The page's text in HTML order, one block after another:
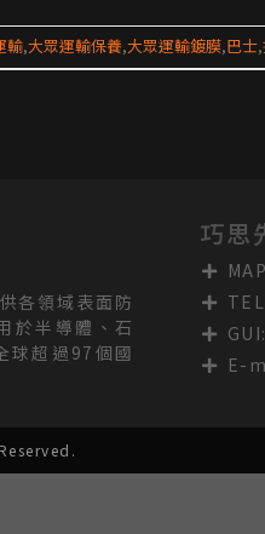
輸,大眾運輸保養,大眾運輸鍍膜,巴士,
各領域表面防
於半導體、石
球超過97個國
巧思
E-